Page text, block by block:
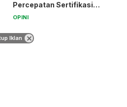
Percepatan Sertifikasi
Halal Bagi UMK
OPINI
Iklan